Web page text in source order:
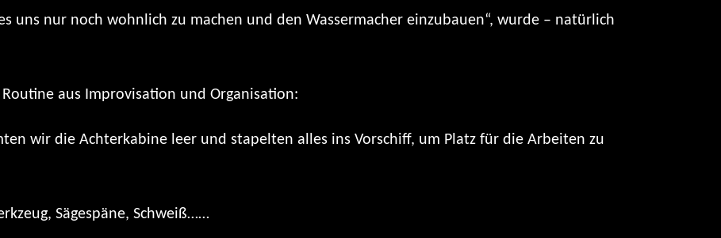
uns nur noch wohnlich zu machen und den Wassermacher einzubauen“, wurde – natürlich
aus Improvisation und Organisation:
wir die Achterkabine leer und stapelten alles ins Vorschiff, um Platz für die Arbeiten zu
Sägespäne, Schweiß……